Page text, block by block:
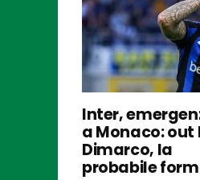
Inter,
a Monaco: out
Dimarco, la
probabile